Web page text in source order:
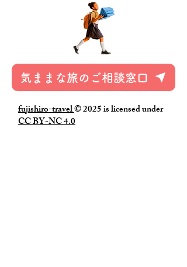
気ままな旅のご相談窓口
fujishiro-travel© 2025 is licensed under
CC BY-NC 4.0